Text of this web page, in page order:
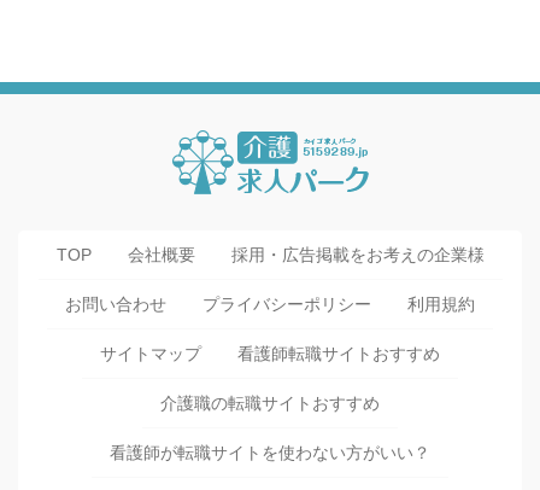
TOP 会社概要 採用・広告掲載をお考えの企業様
お問い合わせ プライバシーポリシー 利用規約
サイトマップ 看護師転職サイトおすすめ
介護職の転職サイトおすすめ
看護師が転職サイトを使わない方がいい？